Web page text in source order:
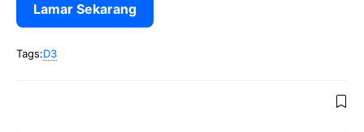
Lamar Sekarang
Tags:D3